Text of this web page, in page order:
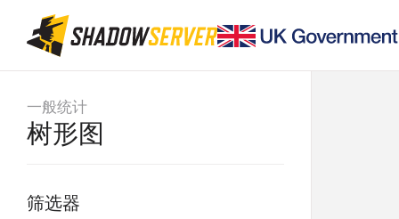
一般统计
树形图
筛选器